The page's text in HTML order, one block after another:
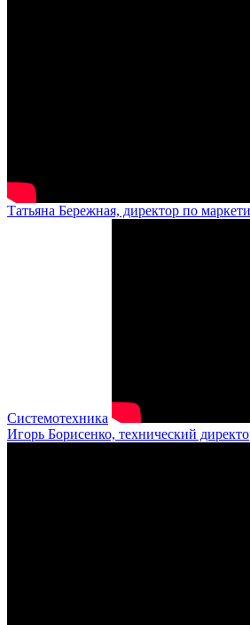
Татьяна Бережная, директор по
Системотехника
Игорь Борисенко, технический